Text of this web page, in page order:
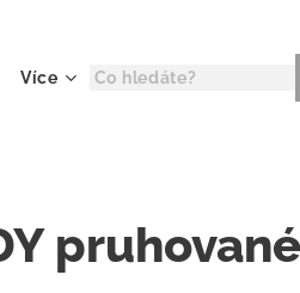
Více